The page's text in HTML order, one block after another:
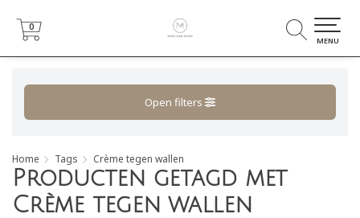
0
0
MENU
Open filters
Home Tags Crème tegen wallen
Producten getagd met
Crème tegen wallen